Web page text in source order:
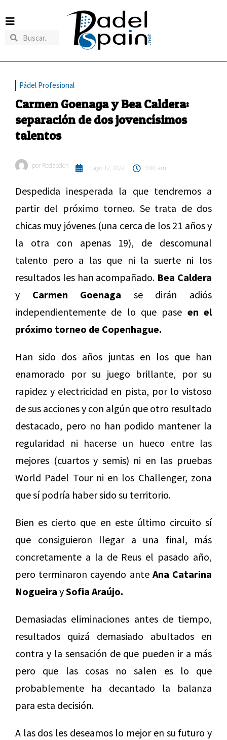
Pádel Profesional
Carmen Goenaga y Bea Caldera:
separación de dos jovencísimos
talentos
por Redaccion mayo 12, 2022 9:00 am
Despedida inesperada la que tendremos a
partir del próximo torneo. Se trata de dos
chicas muy jóvenes (una cerca de los 21 años y
la otra con apenas 19), de descomunal
talento pero a las que ni la suerte ni los
resultados les han acompañado. Bea Caldera
y Carmen Goenaga se dirán adiós
independientemente de lo que pase en el
próximo torneo de Copenhague.
Han sido dos años juntas en los que han
enamorado por su juego brillante, por su
rapidez y electricidad en pista, por lo vistoso
de sus acciones y con algún que otro resultado
destacado, pero no han podido mantener la
regularidad ni hacerse un hueco entre las
mejores (cuartos y semis) ni en las pruebas
World Padel Tour ni en los Challenger, zona
que sí podría haber sido su territorio.
Bien es cierto que en este último circuito sí
que consiguieron llegar a una final, más
concretamente a la de Reus el pasado año,
pero terminaron cayendo ante Ana Catarina
Nogueira ySofia Araújo.
Demasiadas eliminaciones antes de tiempo,
resultados quizá demasiado abultados en
contra y la sensación de que pueden ir a más
pero que las cosas no salen es lo que
probablemente ha decantado la balanza
para esta decisión.
A las dos les deseamos lo mejor en su futuro y